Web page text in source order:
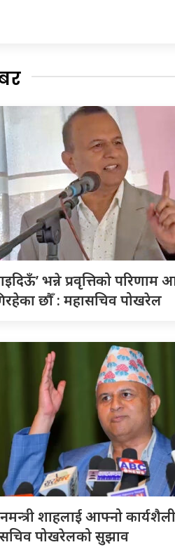
भन्ने प्रवृत्तिको परिणाम
छौँ : महासचिव पोखरेल
शाहलाई आफ्नो
पोखरेलको सुझाव